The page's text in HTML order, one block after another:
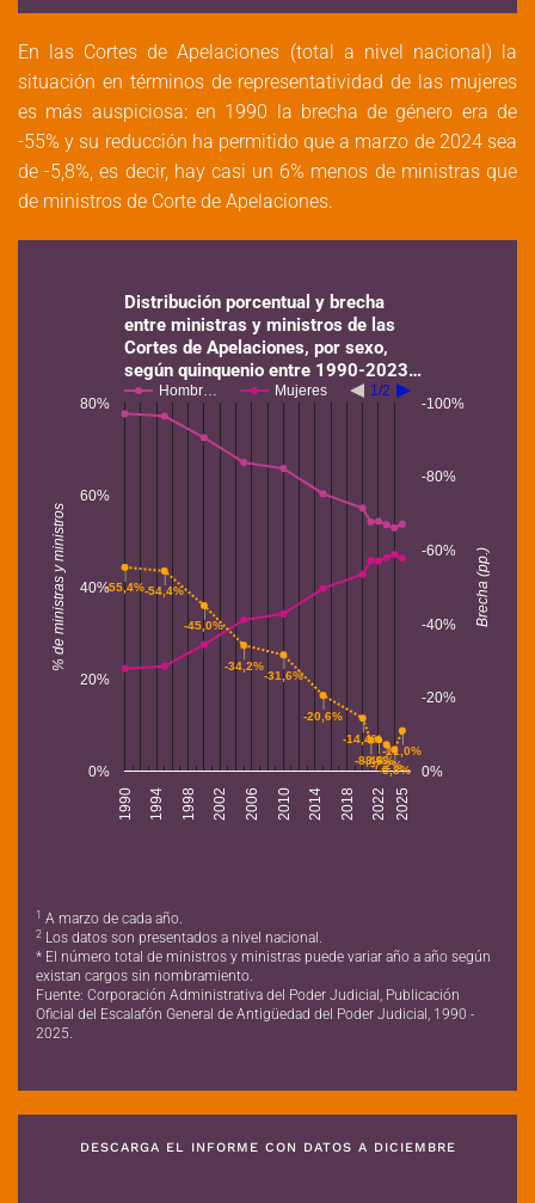
En las Cortes de Apelaciones (total a nivel nacional) la
situación en términos de representatividad de las mujeres
es más auspiciosa: en 1990 la brecha de género era de
-55% y su reducción ha permitido que a marzo de 2024 sea
de -5,8%, es decir, hay casi un 6% menos de ministras que
de ministros de Corte de Apelaciones.
Distribución porcentual y brecha
entre ministras y ministros de las
Cortes de Apelaciones, por sexo,
según quinquenio entre 1990-2023…
Hombr… Mujeres 1/2
1990 1994 1998 2002 2006 2010 2014 2018 2022 2025
0%
20%
40%
60%
80% -100%
-80%
-60%
-40%
-20%
0%
-55,4%-54,4%
-45,0%
-34,2%
-31,6%
-20,6%
-14,4%
-8,4%
-8,6%
-7,2%
-5,8%
-11,0%
% de ministras y ministros Brecha (pp.)
1 A marzo de cada año.
2 Los datos son presentados a nivel nacional.
* El número total de ministros y ministras puede variar año a año según
existan cargos sin nombramiento.
Fuente: Corporación Administrativa del Poder Judicial, Publicación
Oficial del Escalafón General de Antigüedad del Poder Judicial, 1990 -
2025.
DESCARGA EL INFORME CON DATOS A DICIEMBRE